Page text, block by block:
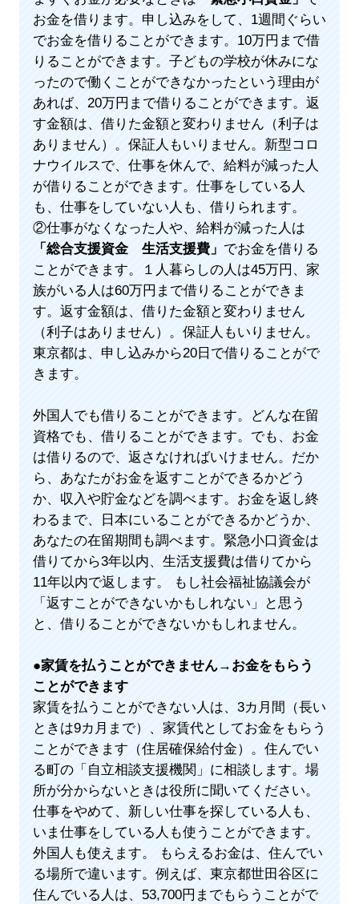
お金を借ります。申し込みをして、1週間ぐらい
でお金を借りることができます。10万円まで借
りることができます。子どもの学校が休みにな
ったので働くことができなかったという理由が
あれば、20万円まで借りることができます。返
す金額は、借りた金額と変わりません（利子は
ありません）。保証人もいりません。新型コロ
ナウイルスで、仕事を休んで、給料が減った人
が借りることができます。仕事をしている人
も、仕事をしていない人も、借りられます。
②仕事がなくなった人や、給料が減った人は
「総合支援資金 生活支援費」 でお金を借りる
ことができます。１人暮らしの人は45万円、家
族がいる人は60万円まで借りることができま
す。返す金額は、借りた金額と変わりません
（利子はありません）。保証人もいりません。
東京都は、申し込みから20日で借りることがで
きます。
外国人でも借りることができます。どんな在留
資格でも、借りることができます。でも、お金
は借りるので、返さなければいけません。だか
ら、あなたがお金を返すことができるかどう
か、収入や貯金などを調べます。お金を返し終
わるまで、日本にいることができるかどうか、
あなたの在留期間も調べます。緊急小口資金は
借りてから3年以内、生活支援費は借りてから
11年以内で返します。 もし社会福祉協議会が
「返すことができないかもしれない」と思う
と、借りることができないかもしれません。
●家賃を払うことができません→お金をもらう
ことができます
家賃を払うことができない人は、3カ月間（長い
ときは9カ月まで）、家賃代としてお金をもらう
ことができます（住居確保給付金）。住んでい
る町の「自立相談支援機関」に相談します。場
所が分からないときは役所に聞いてください。
仕事をやめて、新しい仕事を探している人も、
いま仕事をしている人も使うことができます。
外国人も使えます。 もらえるお金は、住んでい
る場所で違います。例えば、東京都世田谷区に
住んでいる人は、53,700円までもらうことがで